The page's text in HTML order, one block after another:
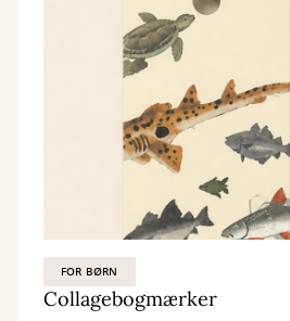
FOR BØRN
Collagebogmærker